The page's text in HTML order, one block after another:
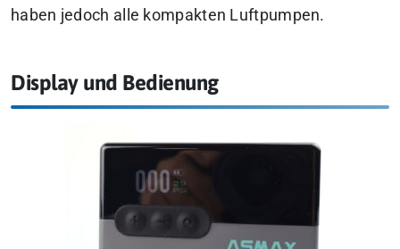
haben jedoch alle kompakten Luftpumpen.
Display und Bedienung